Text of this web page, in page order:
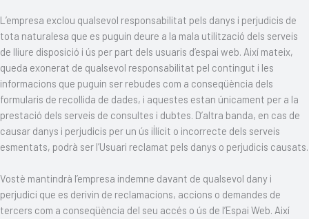
L’empresa exclou qualsevol responsabilitat pels danys i perjudicis de
tota naturalesa que es puguin deure a la mala utilització dels serveis
de lliure disposició i ús per part dels usuaris d’espai web. Així mateix,
queda exonerat de qualsevol responsabilitat pel contingut i les
informacions que puguin ser rebudes com a conseqüència dels
formularis de recollida de dades, i aquestes estan únicament per a la
prestació dels serveis de consultes i dubtes. D’altra banda, en cas de
causar danys i perjudicis per un ús il·lícit o incorrecte dels serveis
esmentats, podrà ser l’Usuari reclamat pels danys o perjudicis causats.
Vostè mantindrà l’empresa indemne davant de qualsevol dany i
perjudici que es derivin de reclamacions, accions o demandes de
tercers com a conseqüència del seu accés o ús de l’Espai Web. Així